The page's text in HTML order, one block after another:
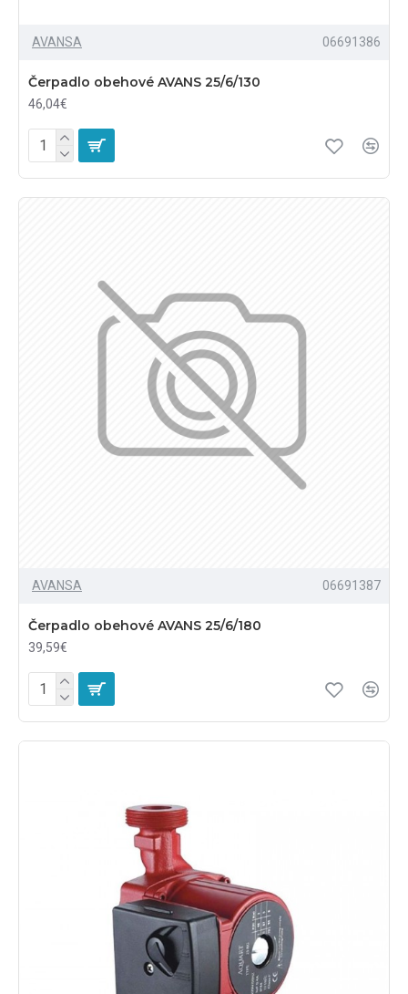
AVANSA 06691386
Čerpadlo obehové AVANS 25/6/130
46,04€
AVANSA 06691387
Čerpadlo obehové AVANS 25/6/180
39,59€